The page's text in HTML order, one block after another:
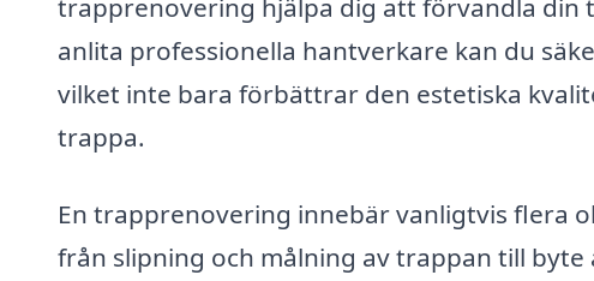
trapprenovering hjälpa dig att förvandla din
anlita professionella hantverkare kan du
vilket inte bara förbättrar den estetiska
trappa.
En trapprenovering innebär vanligtvis flera
från slipning och målning av trappan till